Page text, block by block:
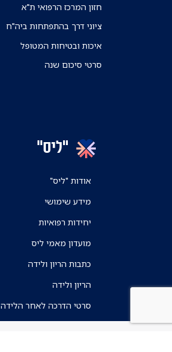
חזון המרכז הרפואי ת"א
ציוני דרך בהתפתחות ביה"ח
איכות ובטיחות המטופל
סרטי סיכום שנה
"ליס"
אודות "ליס"
מידע שימושי
יחידות רפואיות
מועדון מאמי ליס
כתבות הריון ולידה
הריון ולידה
סרטי הדרכה לאחר הלידה